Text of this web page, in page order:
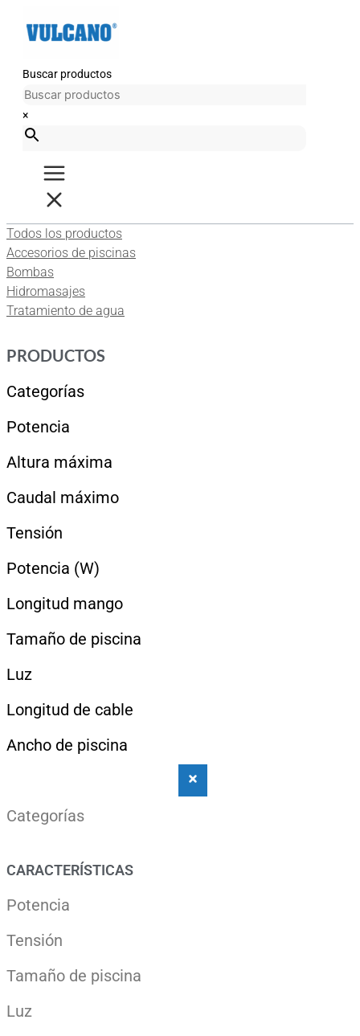
Buscar productos
×
Todos los productos
Accesorios de piscinas
Bombas
Hidromasajes
Tratamiento de agua
PRODUCTOS
Categorías
Potencia
Altura máxima
Caudal máximo
Tensión
Potencia (W)
Longitud mango
Tamaño de piscina
Luz
Longitud de cable
Ancho de piscina
Categorías
CARACTERÍSTICAS
Potencia
Tensión
Tamaño de piscina
Luz